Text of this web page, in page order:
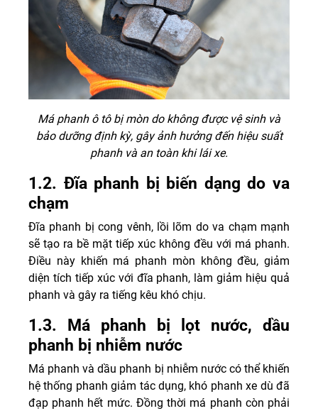
Má phanh ô tô bị mòn do không được vệ sinh và
bảo dưỡng định kỳ, gây ảnh hưởng đến hiệu suất
phanh và an toàn khi lái xe.
1.2. Đĩa phanh bị biến dạng do va
chạm
Đĩa phanh bị cong vênh, lồi lõm do va chạm mạnh
sẽ tạo ra bề mặt tiếp xúc không đều với má phanh.
Điều này khiến má phanh mòn không đều, giảm
diện tích tiếp xúc với đĩa phanh, làm giảm hiệu quả
phanh và gây ra tiếng kêu khó chịu.
1.3. Má phanh bị lọt nước, dầu
phanh bị nhiễm nước
Má phanh và dầu phanh bị nhiễm nước có thể khiến
hệ thống phanh giảm tác dụng, khó phanh xe dù đã
đạp phanh hết mức. Đồng thời má phanh còn phải